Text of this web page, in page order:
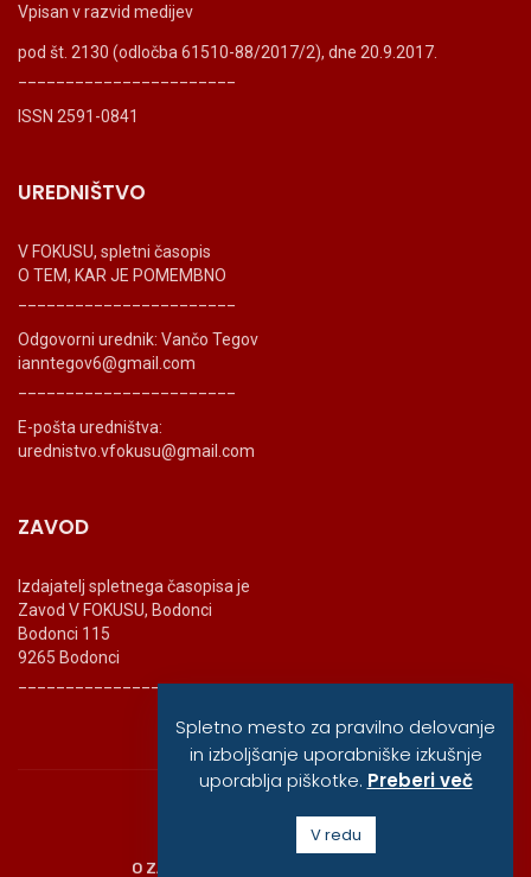
Vpisan v razvid medijev
pod št. 2130 (odločba 61510-88/2017/2), dne 20.9.2017.
ISSN 2591-0841
UREDNIŠTVO
V FOKUSU, spletni časopis
O TEM, KAR JE POMEMBNO
Odgovorni urednik: Vančo Tegov
ianntegov6@gmail.com
E-pošta uredništva:
urednistvo.vfokusu@gmail.com
ZAVOD
Izdajatelj spletnega časopisa je
Zavod V FOKUSU, Bodonci
Bodonci 115
9265 Bodonci
_______________________
© vfokusu, 2020
O ZAVODU
Spletno mesto za pravilno delovanje
in izboljšanje uporabniške izkušnje
uporablja piškotke. Preberi več
V redu